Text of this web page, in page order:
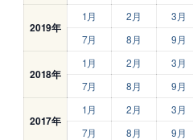
2019年
1月 2月 3月
7月
8月 9月
2018年
1月 2月 3月
7月
8月 9月
2017年
1月 2月 3月
7月
8月 9月